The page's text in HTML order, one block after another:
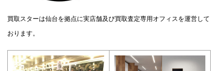
買取スターは仙台を拠点に実店舗及び買取査定専用オフィスを運営して
おります。